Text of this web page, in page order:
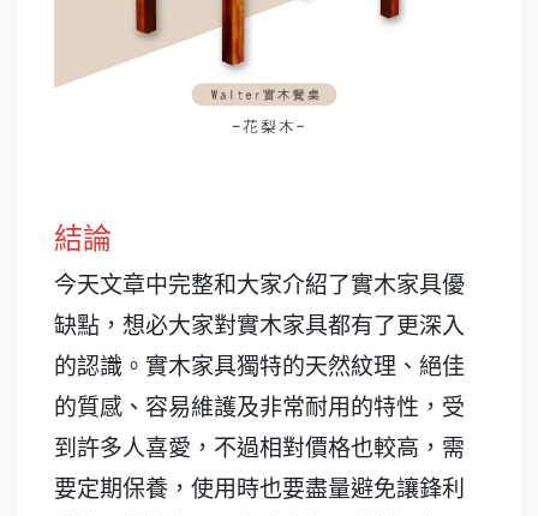
結論
今天文章中完整和大家介紹了實木家具優
缺點，想必大家對實木家具都有了更深入
的認識。實木家具獨特的天然紋理、絕佳
的質感、容易維護及非常耐用的特性，受
到許多人喜愛，不過相對價格也較高，需
要定期保養，使用時也要盡量避免讓鋒利